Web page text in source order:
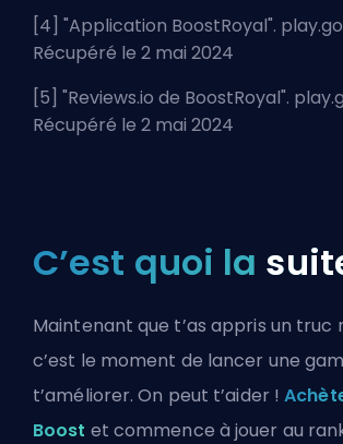
[4] "Application BoostRoyal".
Récupéré le 2 mai 2024
[5] "Reviews.io de BoostRoyal".
Récupéré le 2 mai 2024
C’est quoi la
Maintenant que t’as appris un truc
c’est le moment de lancer une
t’améliorer. On peut t’aider !
Boost et commence à jouer au